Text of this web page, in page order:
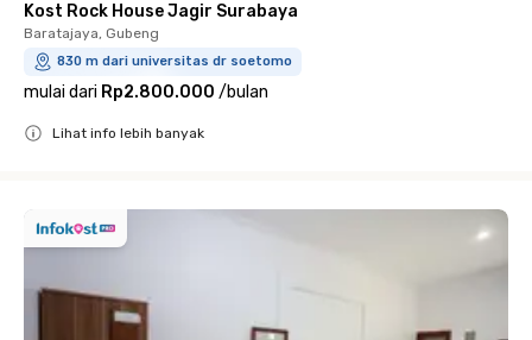
Kost Rock House Jagir Surabaya
Baratajaya, Gubeng
830 m dari universitas dr soetomo
mulai dari Rp2.800.000 /bulan
Lihat info lebih banyak